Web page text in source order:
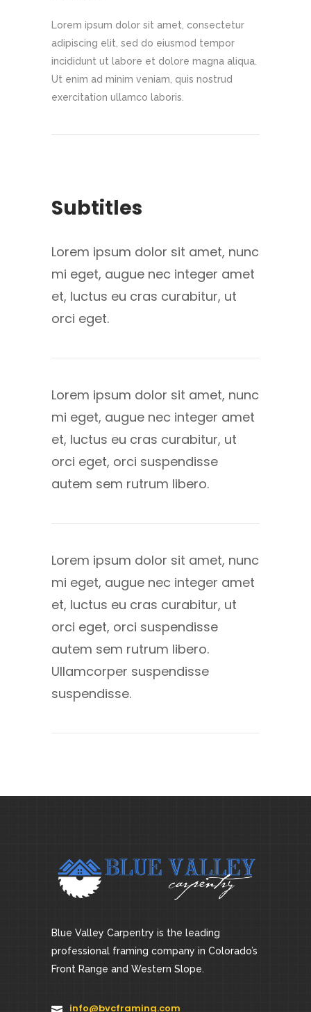
Lorem ipsum dolor sit amet, consectetur
adipiscing elit, sed do eiusmod tempor
incididunt ut labore et dolore magna aliqua.
Ut enim ad minim veniam, quis nostrud
exercitation ullamco laboris.
Subtitles
Lorem ipsum dolor sit amet, nunc
mi eget, augue nec integer amet
et, luctus eu cras curabitur, ut
orci eget.
Lorem ipsum dolor sit amet, nunc
mi eget, augue nec integer amet
et, luctus eu cras curabitur, ut
orci eget, orci suspendisse
autem sem rutrum libero.
Lorem ipsum dolor sit amet, nunc
mi eget, augue nec integer amet
et, luctus eu cras curabitur, ut
orci eget, orci suspendisse
autem sem rutrum libero.
Ullamcorper suspendisse
suspendisse.
Blue Valley Carpentry is the leading
professional framing company in Colorado’s
Front Range and Western Slope.
info@bvcframing.com